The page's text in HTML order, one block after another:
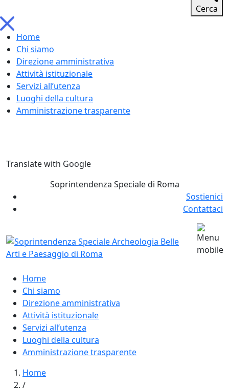
Cerca
Home
Chi siamo
Direzione amministrativa
Attività istituzionale
Servizi all’utenza
Luoghi della cultura
Amministrazione trasparente
SkipTranslate with Google
Soprintendenza Speciale di Roma
Sostienici
Contattaci
Home
Chi siamo
Direzione amministrativa
Attività istituzionale
Servizi all’utenza
Luoghi della cultura
Amministrazione trasparente
Home
/